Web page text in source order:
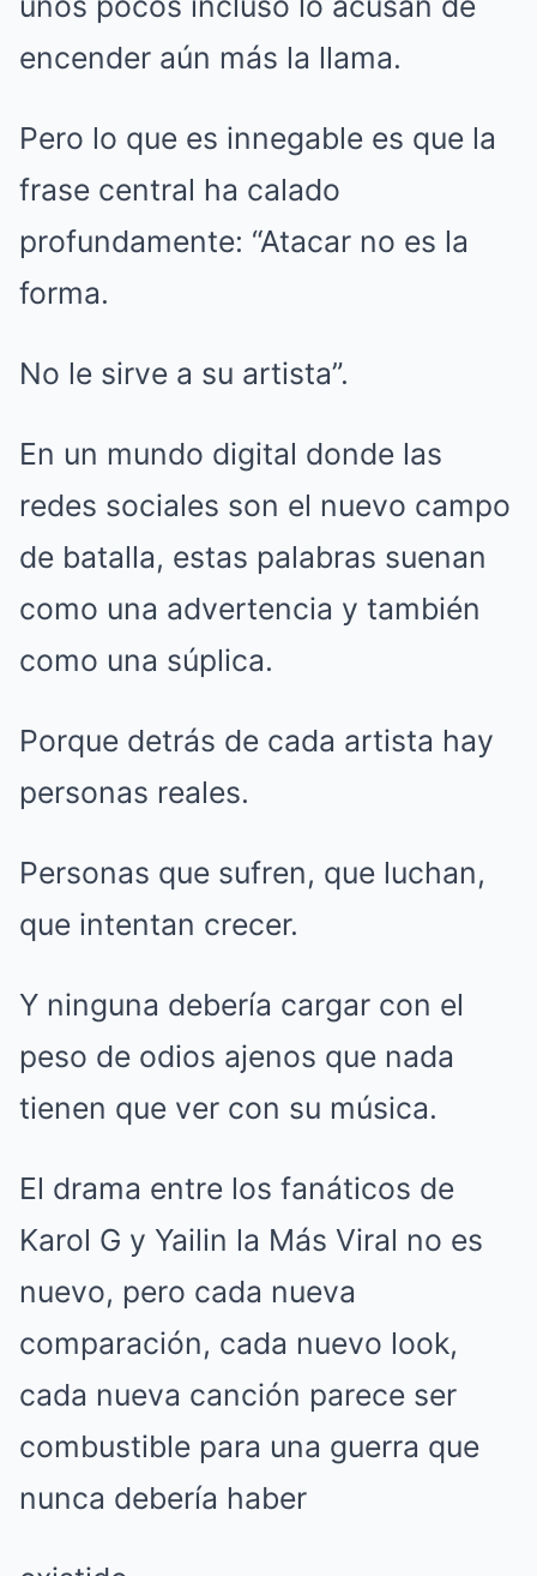
encender aún más la llama.
Pero lo que es innegable es que la
frase central ha calado
profundamente: “Atacar no es la
forma.
No le sirve a su artista”.
En un mundo digital donde las
redes sociales son el nuevo campo
de batalla, estas palabras suenan
como una advertencia y también
como una súplica.
Porque detrás de cada artista hay
personas reales.
Personas que sufren, que luchan,
que intentan crecer.
Y ninguna debería cargar con el
peso de odios ajenos que nada
tienen que ver con su música.
El drama entre los fanáticos de
Karol G y Yailin la Más Viral no es
nuevo, pero cada nueva
comparación, cada nuevo look,
cada nueva canción parece ser
combustible para una guerra que
nunca debería haber